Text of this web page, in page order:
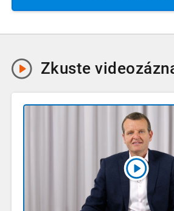
Zkuste